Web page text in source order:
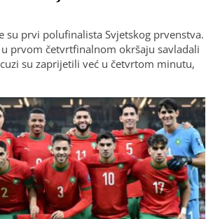
su prvi polufinalista Svjetskog prvenstva.
u prvom četvrtfinalnom okršaju savladali
su zaprijetili već u četvrtom minutu,